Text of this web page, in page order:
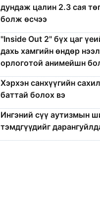
дундаж цалин 2.3 сая
болж өсчээ
"Inside Out 2" бүх цаг
дахь хамгийн өндөр
орлоготой анимейшн
Хэрхэн санхүүгийн
баттай болох вэ
Ингэний сүү аутизмын
тэмдгүүдийг